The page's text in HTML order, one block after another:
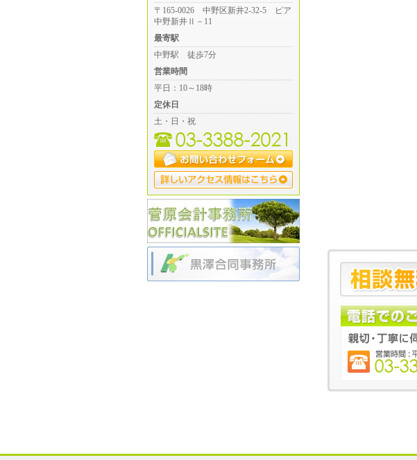
〒165-0026 中野区新井2-32-5 ピア
中野新井Ⅱ－11
最寄駅
中野駅 徒歩7分
営業時間
平日：10～18時
定休日
土・日・祝